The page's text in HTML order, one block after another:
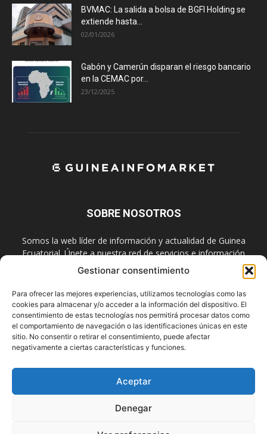
Gestionar consentimiento
Para ofrecer las mejores experiencias, utilizamos tecnologías como las
cookies para almacenar y/o acceder a la información del dispositivo. El
consentimiento de estas tecnologías nos permitirá procesar datos como
el comportamiento de navegación o las identificaciones únicas en este
sitio. No consentir o retirar el consentimiento, puede afectar
negativamente a ciertas características y funciones.
Aceptar
Denegar
BVMAC: La salida a bolsa de BGFI Holding se
extiende hasta...
02/01/2026
Gabón y Camerún disparan el riesgo bancario
en la CEMAC por...
23/12/2025
SOBRE NOSOTROS
Somos la web líder de información y actualidad de Guinea
Ecuatorial. Únete a nuestra red de servicios e información
digital también en las redes sociales.
Contáctanos:info@guineainfomarket.com
SÍGUENOS
Asóciate